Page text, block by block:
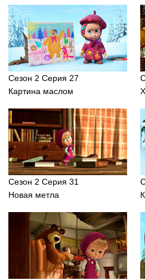
Сезон 2 Серия 27
Картина маслом
Сезон 2 Серия 31
Новая метла